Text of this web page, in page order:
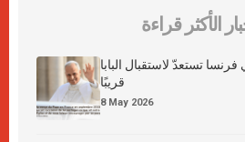
الأكثر قراءة
فرنسا تستعدّ لاستقبال البابا
قريبًا
8 May 2026